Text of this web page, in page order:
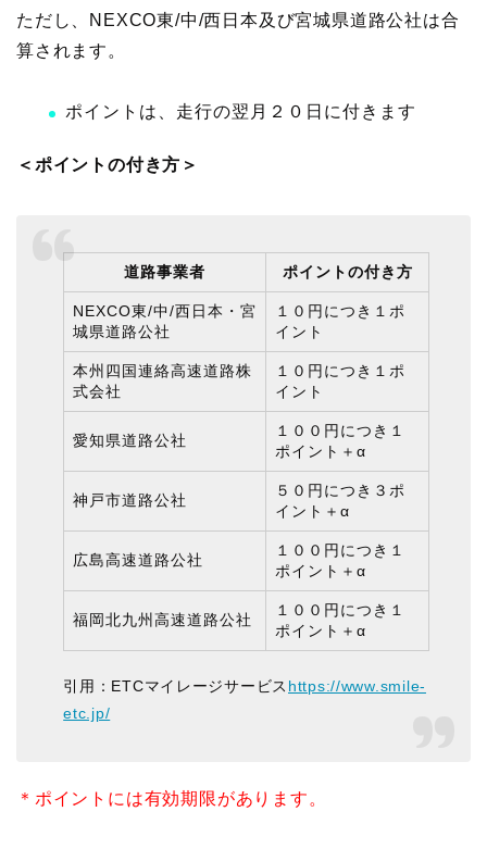
ただし、NEXCO東/中/西日本及び宮城県道路公社は合
算されます。
ポイントは、走行の翌月２０日に付きます
＜ポイントの付き方＞
道路事業者 ポイントの付き方
NEXCO東/中/西日本・宮
城県道路公社
１０円につき１ポ
イント
本州四国連絡高速道路株
式会社
１０円につき１ポ
イント
愛知県道路公社
１００円につき１
ポイント ＋α
神戸市道路公社
５０円につき３ポ
イント ＋α
広島高速道路公社
１００円につき１
ポイント ＋α
福岡北九州高速道路公社
１００円につき１
ポイント ＋α
引用：ETCマイレージサービス https://www.smile-
etc.jp/
＊ポイントには有効期限があります。